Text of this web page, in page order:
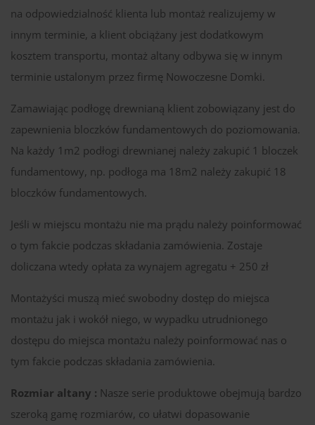
na odpowiedzialność klienta lub montaż realizujemy w
innym terminie, a klient obciążany jest dodatkowym
kosztem transportu, montaż altany odbywa się w innym
terminie ustalonym przez firmę Nowoczesne Domki.
Zamawiając podłogę drewnianą klient zobowiązany jest do
zapewnienia bloczków fundamentowych do poziomowania.
Na każdy 1m2 podłogi drewnianej należy zakupić 1 bloczek
fundamentowy, np. podłoga ma 18m2 należy zakupić 18
bloczków fundamentowych.
Jeśli w miejscu montażu nie ma prądu należy poinformować
o tym fakcie podczas składania zamówienia. Zostaje
doliczana wtedy opłata za wynajem agregatu + 250 zł
Montażyści muszą mieć swobodny dostęp do miejsca
montażu jak i wokół niego, w wypadku utrudnionego
dostępu do miejsca montażu należy poinformować nas o
tym fakcie podczas składania zamówienia.
Rozmiar altany : Nasze serie produktowe obejmują bardzo
szeroką gamę rozmiarów, co ułatwi dopasowanie